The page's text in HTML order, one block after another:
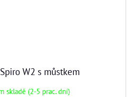
W2 s můstkem
skladě (2-5 prac. dní)